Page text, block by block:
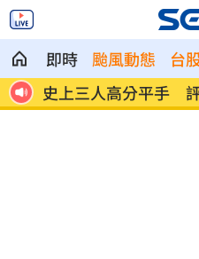
即時 颱風動態 台
酸 史上三人高分平手
評